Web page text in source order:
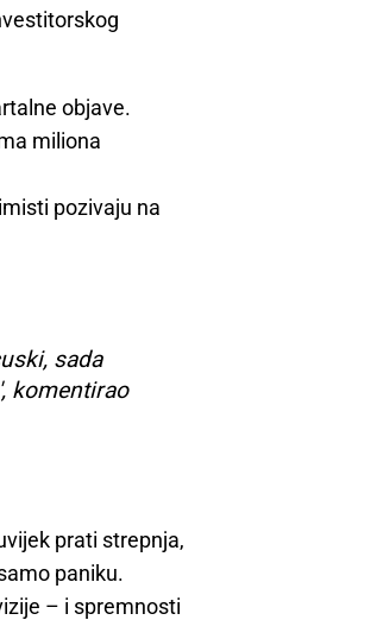
objave.
miliona
pozivaju na
sada
komentirao
prati strepnja,
paniku.
– i spremnosti